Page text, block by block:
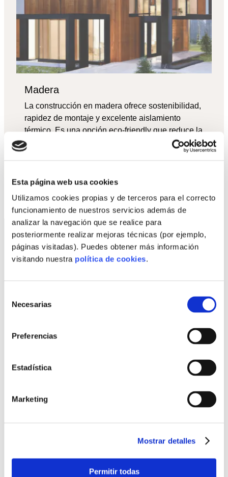
Esta página web usa cookies
Utilizamos cookies propias y de terceros para el correcto
funcionamiento de nuestros servicios además de
analizar la navegación que se realice para
posteriormente realizar mejoras técnicas (por ejemplo,
páginas visitadas). Puedes obtener más información
visitando nuestra política de cookies.
Necesarias
Preferencias
Estadística
Marketing
Mostrar detalles
Permitir todas
Madera
La construcción en madera ofrece sostenibilidad,
rapidez de montaje y excelente aislamiento
térmico. Es una opción eco-friendly que reduce la
huella de carbono y proporciona un ambiente
VER CATÁLOGO
FindNido nace con un objetivo claro: facilitar el